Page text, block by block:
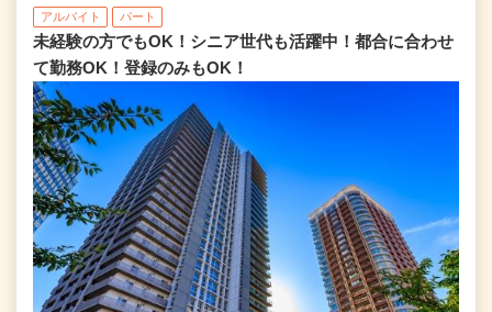
アルバイト パート
未経験の方でもOK！シニア世代も活躍中！都合に合わせ
て勤務OK！登録のみもOK！